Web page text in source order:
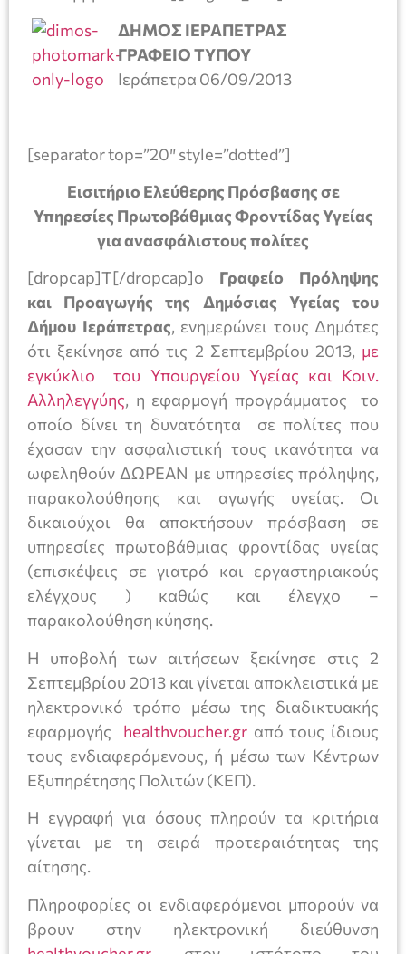
ΔΗΜΟΣ ΙΕΡΑΠΕΤΡΑΣ
ΓΡΑΦΕΙΟ ΤΥΠΟΥ
Ιεράπετρα 06/09/2013
[separator top=”20″ style=”dotted”]
Εισιτήριο Ελεύθερης Πρόσβασης σε
Υπηρεσίες Πρωτοβάθμιας Φροντίδας Υγείας
για ανασφάλιστους πολίτες
[dropcap]Τ[/dropcap]ο Γραφείο Πρόληψης
και Προαγωγής της Δημόσιας Υγείας του
Δήμου Ιεράπετρας, ενημερώνει τους Δημότες
ότι ξεκίνησε από τις 2 Σεπτεμβρίου 2013, με
εγκύκλιο του Υπουργείου Υγείας και Κοιν.
Αλληλεγγύης, η εφαρμογή προγράμματος το
οποίο δίνει τη δυνατότητα σε πολίτες που
έχασαν την ασφαλιστική τους ικανότητα να
ωφεληθούν ΔΩΡΕΑΝ με υπηρεσίες πρόληψης,
παρακολούθησης και αγωγής υγείας. Οι
δικαιούχοι θα αποκτήσουν πρόσβαση σε
υπηρεσίες πρωτοβάθμιας φροντίδας υγείας
(επισκέψεις σε γιατρό και εργαστηριακούς
ελέγχους ) καθώς και έλεγχο –
παρακολούθηση κύησης.
Η υποβολή των αιτήσεων ξεκίνησε στις 2
Σεπτεμβρίου 2013 και γίνεται αποκλειστικά με
ηλεκτρονικό τρόπο μέσω της διαδικτυακής
εφαρμογής healthvoucher.gr από τους ίδιους
τους ενδιαφερόμενους, ή μέσω των Κέντρων
Εξυπηρέτησης Πολιτών (ΚΕΠ).
Η εγγραφή για όσους πληρούν τα κριτήρια
γίνεται με τη σειρά προτεραιότητας της
αίτησης.
Πληροφορίες οι ενδιαφερόμενοι μπορούν να
βρουν στην ηλεκτρονική διεύθυνση